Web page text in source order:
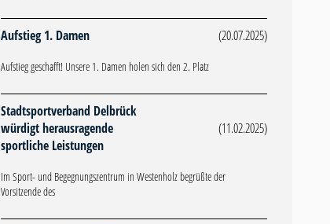
Aufstieg 1. Damen (20.07.2025)
Aufstieg geschafft! Unsere 1. Damen holen sich den 2. Platz
Stadtsportverband Delbrück
würdigt herausragende
sportliche Leistungen
(11.02.2025)
Im Sport- und Begegnungszentrum in Westenholz begrüßte der
Vorsitzende des